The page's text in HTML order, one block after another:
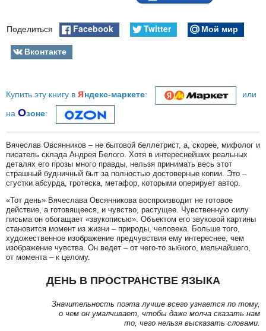
Поделиться Facebook Twitter
Мой мир
Вконтакте
Купить эту книгу в яндекс-маркете: или
на Озоне:
Вячеслав Овсянников – не бытовой беллетрист, а, скорее, мифолог и
писатель склада Андрея Белого. Хотя в интереснейших реальных
деталях его прозы много правды, нельзя принимать весь этот
страшный будничный быт за полностью достоверные копии. Это –
сгустки абсурда, гротеска, метафор, которыми оперирует автор.
«Тот день» Вячеслава Овсянникова воспроизводит не готовое
действие, а готовящееся, и чувство, растущее. Чувственную силу
письма он обогащает «звукописью». Объектом его звуковой картины
становится момент из жизни – природы, человека. Больше того,
художественное изображение предчувствия ему интереснее, чем
изображение чувства. Он ведет – от чего-то зыбкого, мельчайшего,
от момента – к целому.
ДЕНЬ В ПРОСТРАНСТВЕ ЯЗЫКА
Значительность поэта лучше всего узнается по тому,
о чем он умалчивает, чтобы даже молча сказать нам
то, чего нельзя высказать словами.